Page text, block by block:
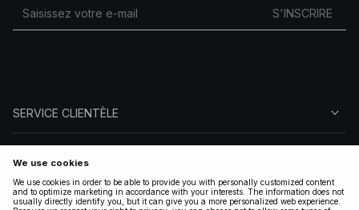
S'INSCRIRE
SERVICE CLIENTÈLE
SUIVEZ-NOUS